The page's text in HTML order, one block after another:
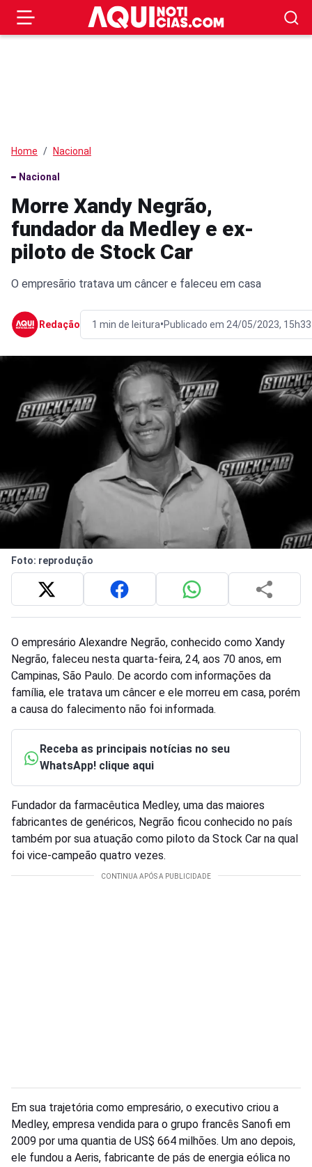
Home Nacional
Nacional
Morre Xandy Negrão,
fundador da Medley e ex-
piloto de Stock Car
O empresãrio tratava um câncer e faleceu em casa
Redação 1 min de leitura•Publicado em 24/05/2023, 15h33
Foto: reprodução
O empresário Alexandre Negrão, conhecido como Xandy
Negrão, faleceu nesta quarta-feira, 24, aos 70 anos, em
Campinas, São Paulo. De acordo com informações da
família, ele tratava um câncer e ele morreu em casa, porém
a causa do falecimento não foi informada.
Receba as principais notícias no seu
WhatsApp! clique aqui
Fundador da farmacêutica Medley, uma das maiores
fabricantes de genéricos, Negrão ficou conhecido no país
também por sua atuação como piloto da Stock Car na qual
foi vice-campeão quatro vezes.
Em sua trajetória como empresário, o executivo criou a
Medley, empresa vendida para o grupo francês Sanofi em
2009 por uma quantia de US$ 664 milhões. Um ano depois,
ele fundou a Aeris, fabricante de pás de energia eólica no